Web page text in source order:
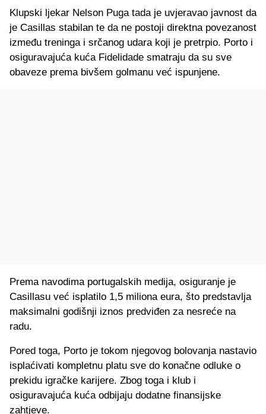
Klupski ljekar Nelson Puga tada je uvjeravao javnost da
je Casillas stabilan te da ne postoji direktna povezanost
između treninga i srčanog udara koji je pretrpio. Porto i
osiguravajuća kuća Fidelidade smatraju da su sve
obaveze prema bivšem golmanu već ispunjene.
Prema navodima portugalskih medija, osiguranje je
Casillasu već isplatilo 1,5 miliona eura, što predstavlja
maksimalni godišnji iznos predviđen za nesreće na
radu.
Pored toga, Porto je tokom njegovog bolovanja nastavio
isplaćivati kompletnu platu sve do konačne odluke o
prekidu igračke karijere. Zbog toga i klub i
osiguravajuća kuća odbijaju dodatne finansijske
zahtjeve.